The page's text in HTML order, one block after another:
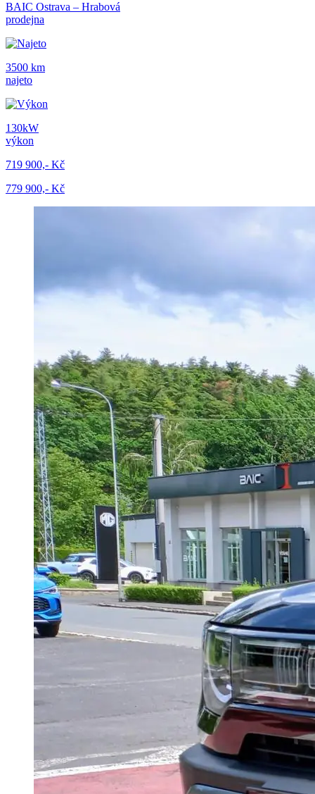
BAIC Ostrava – Hrabová
prodejna
3500 km
najeto
130kW
výkon
719 900,- Kč
779 900,- Kč